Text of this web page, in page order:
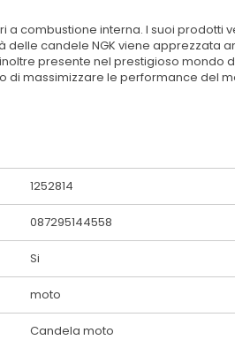
combustione interna. I suoi prodotti
candele NGK viene apprezzata
presente nel prestigioso mondo
di massimizzare le performance del
1252814
087295144558
Si
moto
Candela moto